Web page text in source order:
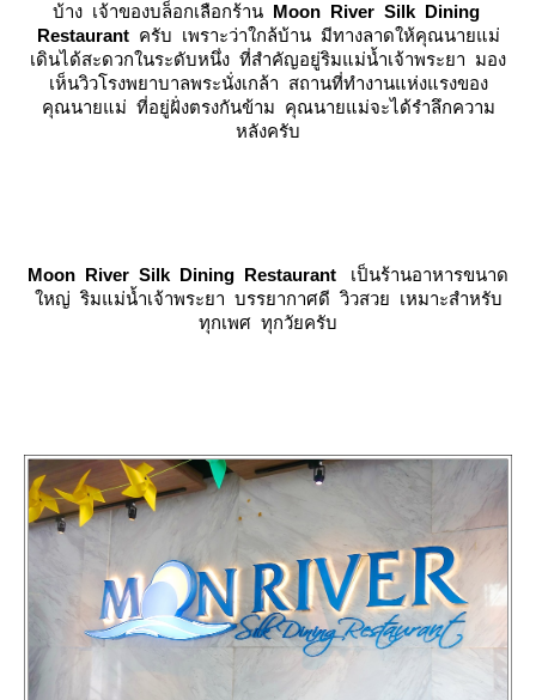
บ้าง เจ้าของบล็อกเลือกร้าน Moon River Silk Dining
Restaurantครับ เพราะว่าใกล้บ้าน มีทางลาดให้คุณนายแม่
เดินได้สะดวกในระดับหนึ่ง ที่สำคัญอยู่ริมแม่น้ำเจ้าพระยา มอง
เห็นวิวโรงพยาบาลพระนั่งเกล้า สถานที่ทำงานแห่งแรงของ
คุณนายแม่ ที่อยู่ฝั่งตรงกันข้าม คุณนายแม่จะได้รำลึกความ
หลังครับ
Moon River Silk Dining Restaurant
เป็นร้านอาหารขนาด
หญ่ ริมแม่น้ำเจ้าพระยา บรรยากาศดี วิวสวย เหมาะสำหรับ
ทุกเพศ ทุกวัยครับ